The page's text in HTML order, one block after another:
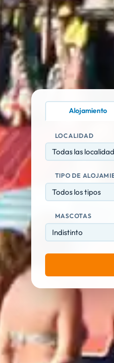
Alojamiento
LOCALIDAD
Todas las
TIPO DE
Todos los tipos
MASCOTAS